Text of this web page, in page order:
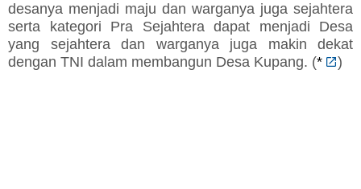
desanya menjadi maju dan warganya juga sejahtera
serta kategori Pra Sejahtera dapat menjadi Desa
yang sejahtera dan warganya juga makin dekat
dengan TNI dalam membangun Desa Kupang. (* )